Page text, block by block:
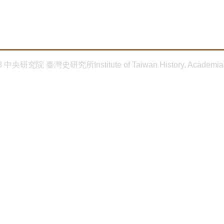
中央研究院 臺灣史研究所Institute of Taiwan History,